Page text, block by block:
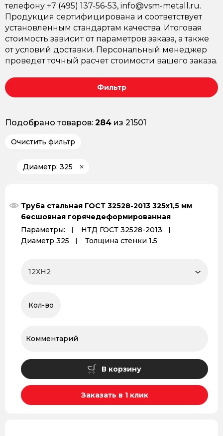
телефону +7 (495) 137-56-53, info@vsm-metall.ru.
Продукция сертифицирована и соответствует
установленным стандартам качества. Итоговая
стоимость зависит от параметров заказа, а также
от условий доставки. Персональный менеджер
проведет точный расчет стоимости вашего заказа.
Фильтр
Подобрано товаров: 284 из 21501
Очистить фильтр
Диаметр: 325
Труба стальная ГОСТ 32528-2013 325х1,5 мм
бесшовная горячедеформированная
Параметры:
НТД ГОСТ 32528-2013
Диаметр 325
Толщина стенки 1.5
В корзину
Заказать в 1 клик